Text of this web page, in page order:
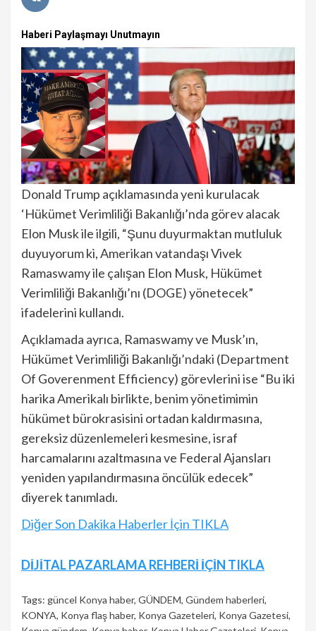
Haberi Paylaşmayı Unutmayın
Donald Trump açıklamasında yeni kurulacak
‘Hükümet Verimliliği Bakanlığı’nda görev alacak
Elon Musk ile ilgili, “Şunu duyurmaktan mutluluk
duyuyorum ki, Amerikan vatandaşı Vivek
Ramaswamy ile çalışan Elon Musk, Hükümet
Verimliliği Bakanlığı’nı (DOGE) yönetecek”
ifadelerini kullandı.
Açıklamada ayrıca, Ramaswamy ve Musk’ın,
Hükümet Verimliliği Bakanlığı’ndaki (Department
Of Goverenment Efficiency) görevlerini ise “Bu iki
harika Amerikalı birlikte, benim yönetimimin
hükümet bürokrasisini ortadan kaldırmasına,
gereksiz düzenlemeleri kesmesine, israf
harcamalarını azaltmasına ve Federal Ajansları
yeniden yapılandırmasına öncülük edecek”
diyerek tanımladı.
Diğer Son Dakika Haberler İçin TIKLA
Continue
DİJİTAL PAZARLAMA REHBERİ İÇİN TIKLA
Tags: güncel Konya haber, GÜNDEM, Gündem haberleri,
KONYA, Konya flaş haber, Konya Gazeteleri, Konya Gazetesi,